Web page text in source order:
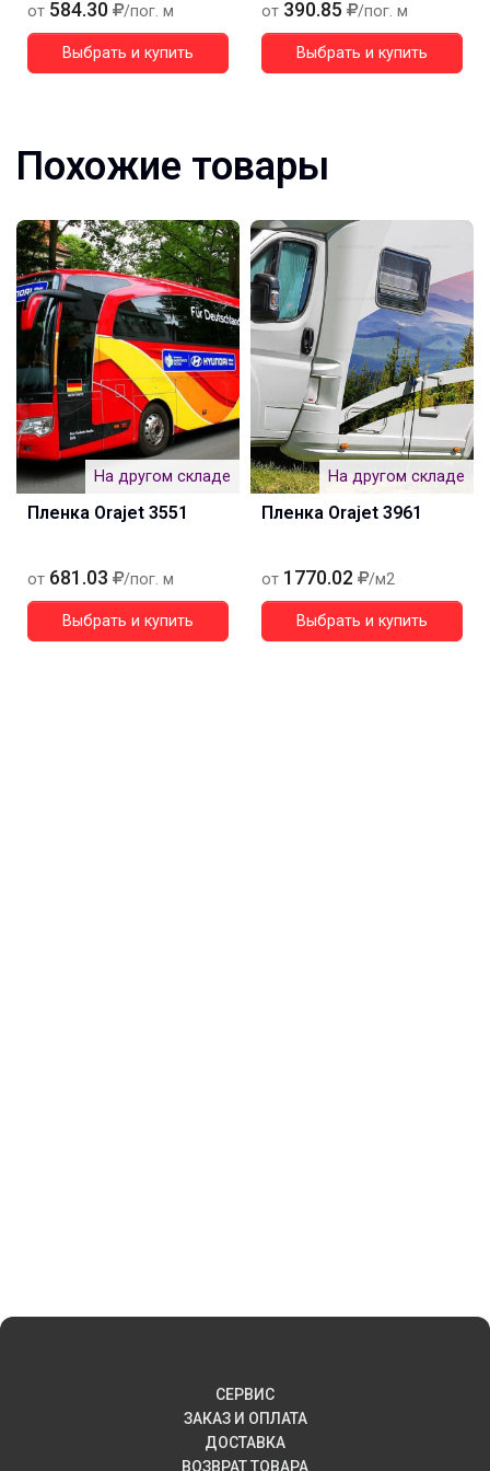
от 584.30 /пог. м
Выбрать и купить
от 390.85 /пог. м
Выбрать и купить
Похожие товары
На другом складе
Пленка Orajet 3551
от 681.03 /пог. м
Выбрать и купить
На другом складе
Пленка Orajet 3961
от 1770.02 /м2
Выбрать и купить
СЕРВИС
ЗАКАЗ И ОПЛАТА
ДОСТАВКА
ВОЗВРАТ ТОВАРА